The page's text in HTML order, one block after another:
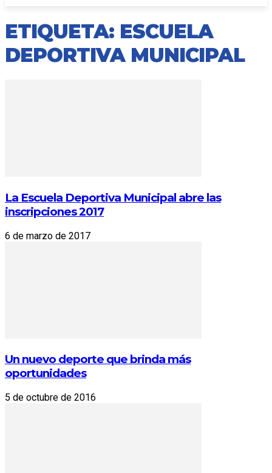
ETIQUETA: ESCUELA
DEPORTIVA MUNICIPAL
La Escuela Deportiva Municipal abre las
inscripciones 2017
6 de marzo de 2017
Un nuevo deporte que brinda más
oportunidades
5 de octubre de 2016